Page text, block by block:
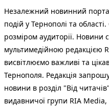
Незалежний новинний
подій у Тернополі та
розміром аудиторії. Новини
мультимедійною редакцією
висвітлюємо важливі та
Тернополя. Редакція
новини в розділ "Від
видавничої групи RIA